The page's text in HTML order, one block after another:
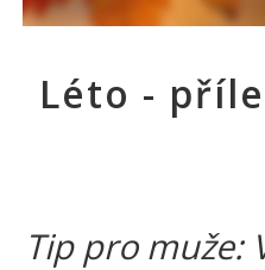
Léto -
Tip pro muže: